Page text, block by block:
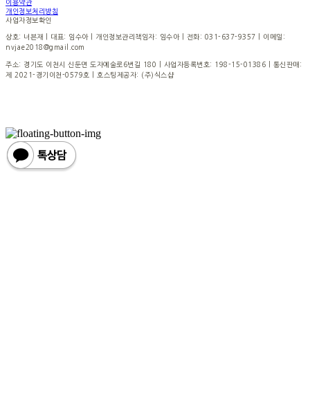
이용약관
개인정보처리방침
사업자정보확인
상호: 너븐재 | 대표: 임수아 | 개인정보관리책임자: 임수아 | 전화: 031-637-9357 | 이메일:
nvjae2018@gmail.com
주소: 경기도 이천시 신둔면 도자예술로6번길 180 | 사업자등록번호: 198-15-01386 | 통신판매:
제 2021-경기이천-0579호
| 호스팅제공자: (주)식스샵